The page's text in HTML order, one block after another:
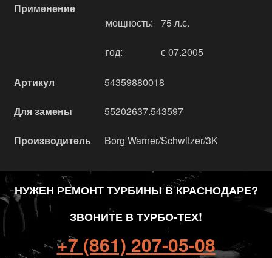
Применение
мощность: 75 л.с.
год: с 07.2005
Артикул 54359880018
Для замены 55202637.543597
Производитель Borg Warner/Schwitzer/3K
НУЖЕН РЕМОНТ ТУРБИНЫ В КРАСНОДАРЕ?
ЗВОНИТЕ В ТУРБО-ТЕХ!
+7 (861) 207-05-08